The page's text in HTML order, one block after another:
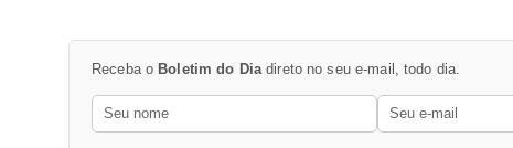
Receba o Boletim do Dia direto no seu e-mail, todo dia.